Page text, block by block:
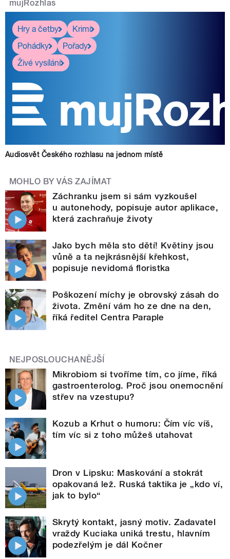
mujRozhlas
Hry a četby
Krimi
Pohádky
Pořady
Živé vysílání
Audiosvět Českého rozhlasu na jednom místě
MOHLO BY VÁS ZAJÍMAT
Záchranku jsem si sám vyzkoušel
u autonehody, popisuje autor aplikace,
která zachraňuje životy
Jako bych měla sto dětí! Květiny jsou
vůně a ta nejkrásnější křehkost,
popisuje nevidomá floristka
Poškození míchy je obrovský zásah do
života. Změní vám ho ze dne na den,
říká ředitel Centra Paraple
NEJPOSLOUCHANĚJŠÍ
Mikrobiom si tvoříme tím, co jíme, říká
gastroenterolog. Proč jsou onemocnění
střev na vzestupu?
Kozub a Krhut o humoru: Čím víc víš,
tím víc si z toho můžeš utahovat
Dron v Lipsku: Maskování a stokrát
opakovaná lež. Ruská taktika je „kdo ví,
jak to bylo“
Skrytý kontakt, jasný motiv. Zadavatel
vraždy Kuciaka uniká trestu, hlavním
podezřelým je dál Kočner